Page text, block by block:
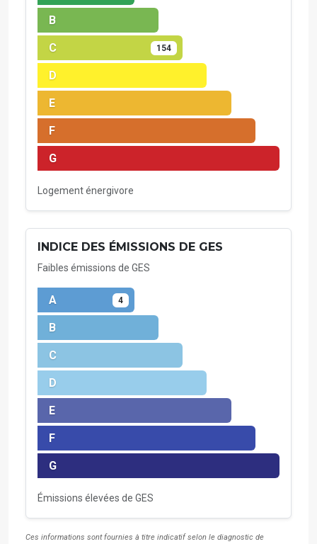
B
C 154
D
E
F
G
Logement énergivore
INDICE DES ÉMISSIONS DE GES
Faibles émissions de GES
A 4
B
C
D
E
F
G
Émissions élevées de GES
Ces informations sont fournies à titre indicatif selon le diagnostic de